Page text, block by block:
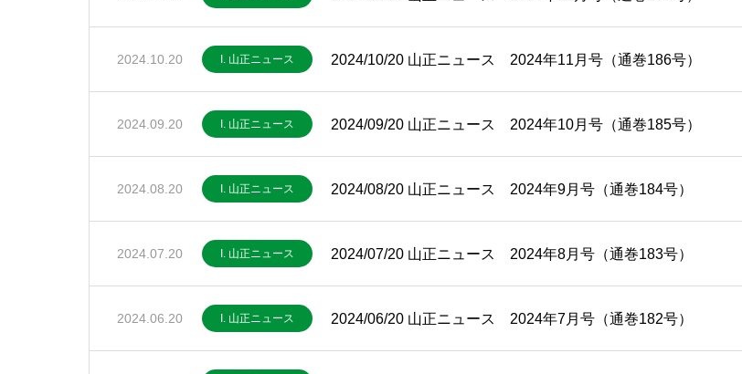
2024.10.20 I. 山正ニュース 2024/10/20 山正ニュース 2024年11月号（通巻186号）
2024.09.20 I. 山正ニュース 2024/09/20 山正ニュース 2024年10月号（通巻185号）
2024.08.20 I. 山正ニュース 2024/08/20 山正ニュース 2024年9月号（通巻184号）
2024.07.20 I. 山正ニュース 2024/07/20 山正ニュース 2024年8月号（通巻183号）
2024.06.20 I. 山正ニュース 2024/06/20 山正ニュース 2024年7月号（通巻182号）